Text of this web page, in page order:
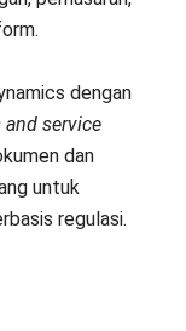
dengan
and service
dan
untuk
regulasi.